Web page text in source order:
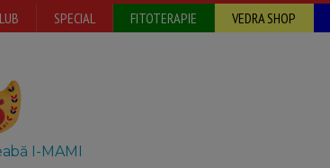
SPECIAL FITOTERAPIE VEDRA SHOP
I-MAMI